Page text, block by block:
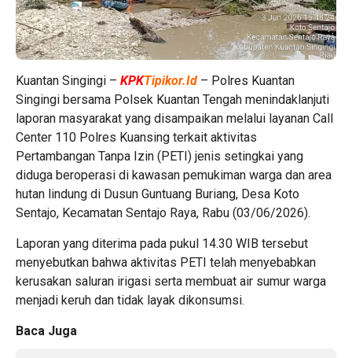
Kuantan Singingi – KPKTipikor.Id – Polres Kuantan
Singingi bersama Polsek Kuantan Tengah menindaklanjuti
laporan masyarakat yang disampaikan melalui layanan Call
Center 110 Polres Kuansing terkait aktivitas
Pertambangan Tanpa Izin (PETI) jenis setingkai yang
diduga beroperasi di kawasan pemukiman warga dan area
hutan lindung di Dusun Guntuang Buriang, Desa Koto
Sentajo, Kecamatan Sentajo Raya, Rabu (03/06/2026).
Laporan yang diterima pada pukul 14.30 WIB tersebut
menyebutkan bahwa aktivitas PETI telah menyebabkan
kerusakan saluran irigasi serta membuat air sumur warga
menjadi keruh dan tidak layak dikonsumsi.
Baca Juga